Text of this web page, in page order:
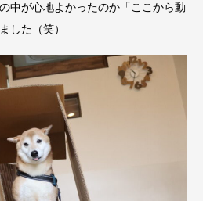
中が心地よかったのか「ここから動
した（笑）